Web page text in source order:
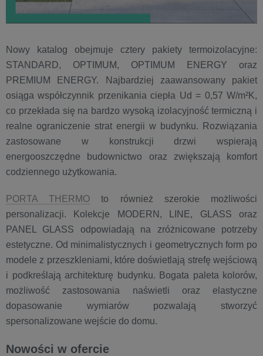
Nowy katalog obejmuje cztery pakiety termoizolacyjne:
STANDARD, OPTIMUM, OPTIMUM ENERGY oraz
PREMIUM ENERGY. Najbardziej zaawansowany pakiet
osiąga współczynnik przenikania ciepła Ud = 0,57 W/m²K,
co przekłada się na bardzo wysoką izolacyjność termiczną i
realne ograniczenie strat energii w budynku. Rozwiązania
zastosowane w konstrukcji drzwi wspierają
energooszczędne budownictwo oraz zwiększają komfort
codziennego użytkowania.
PORTA THERMO to również szerokie możliwości
personalizacji. Kolekcje MODERN, LINE, GLASS oraz
PANEL GLASS odpowiadają na zróżnicowane potrzeby
estetyczne. Od minimalistycznych i geometrycznych form po
modele z przeszkleniami, które doświetlają strefę wejściową
i podkreślają architekturę budynku. Bogata paleta kolorów,
możliwość zastosowania naświetli oraz elastyczne
dopasowanie wymiarów pozwalają stworzyć
spersonalizowane wejście do domu.
Nowości w ofercie